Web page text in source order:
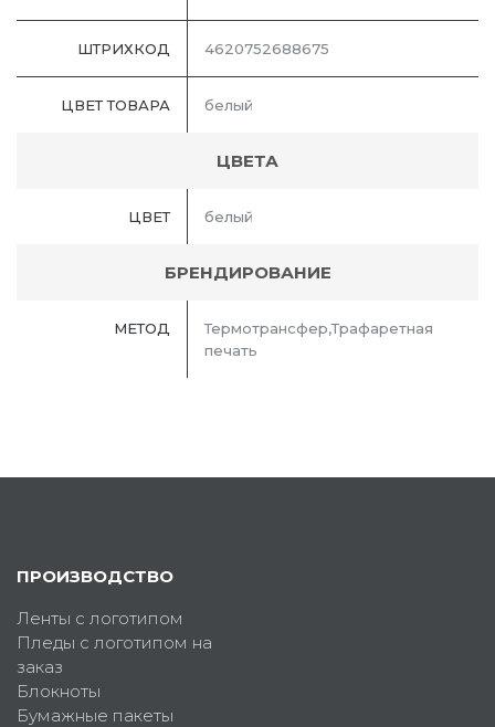
ШТРИХКОД 4620752688675
ЦВЕТ ТОВАРА белый
ЦВЕТА
ЦВЕТ белый
БРЕНДИРОВАНИЕ
МЕТОД
Термотрансфер,Трафаретная
печать
ПРОИЗВОДСТВО
Ленты с логотипом
Пледы с логотипом на
заказ
Блокноты
Бумажные пакеты